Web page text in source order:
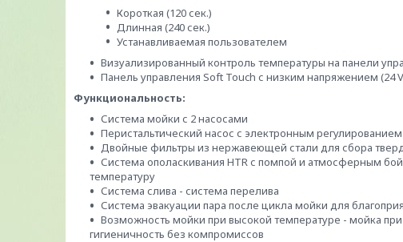
Короткая (120 сек.)
Длинная (240 сек.)
Устанавливаемая пользователем
Визуализированный контроль температуры на панели
Панель управления Soft Touch с низким напряжением (24
Функциональность:
Система мойки с 2 насосами
Перистальтический насос с электронным
Двойные фильтры из нержавеющей стали для сбора
Система ополаскивания HTR с помпой и атмосферным
температуру
Система слива - система перелива
Система эвакуации пара после цикла мойки для
Возможность мойки при высокой температуре - мойка при
гигиеничность без компромиссов